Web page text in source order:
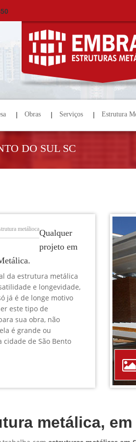
ORÇAMENTO
TELEFONE *
CIDADE *
MENSAGEM *
Solicitar Orçamento